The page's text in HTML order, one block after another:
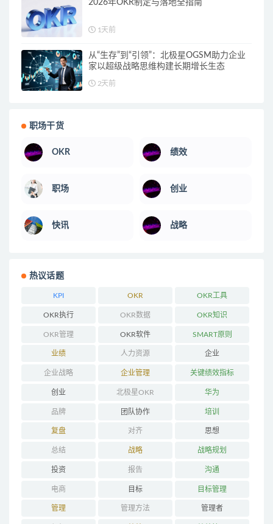
2026年OKR制定与落地全指南
1天前
从“生存”到“引领”：北极星OGSM助力企业
家以超级战略思维构建长期增长生态
2天前
职场干货
OKR 绩效
职场 创业
快讯 战略
热议话题
KPI OKR OKR工具
OKR执行 OKR数据 OKR知识
OKR管理 OKR软件 SMART原则
业绩 人力资源 企业
企业战略 企业管理 关键绩效指标
创业 北极星OKR 华为
品牌 团队协作 培训
复盘 对齐 思想
总结 战略 战略规划
投资 报告 沟通
电商 目标 目标管理
管理 管理方法 管理者